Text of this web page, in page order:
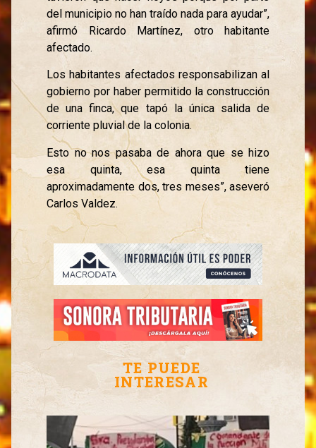
del municipio no han traído nada para ayudar”,
afirmó Ricardo Martínez, otro habitante
afectado.
Los habitantes afectados responsabilizan al
gobierno por haber permitido la construcción
de una finca, que tapó la única salida de
corriente pluvial de la colonia.
Esto no nos pasaba de ahora que se hizo
esa quinta, esa quinta tiene
aproximadamente dos, tres meses”, aseveró
Carlos Valdez.
TE PUEDE
INTERESAR